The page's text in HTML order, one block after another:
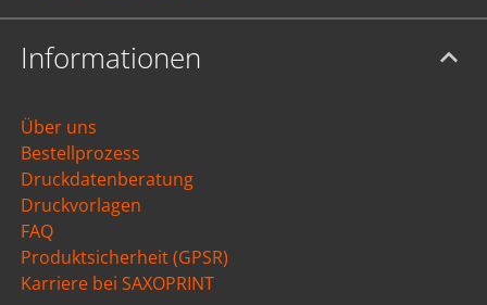
Informationen
Über uns
Bestellprozess
Druckdatenberatung
Druckvorlagen
FAQ
Produktsicherheit (GPSR)
Karriere bei SAXOPRINT